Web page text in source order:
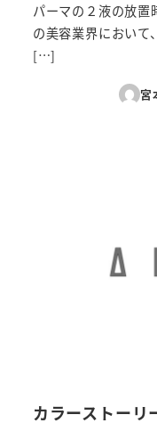
パーマの２液の放
の美容業界において
[…]
宮
カラーストー